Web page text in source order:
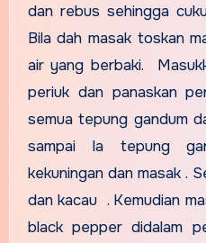
dan rebus sehingga
Bila dah masak toskan
air yang berbaki.
periuk dan panaskan
semua tepung gandum
sampai la tepung
kekuningan dan masak .
dan kacau . Kemudian
black pepper didalam